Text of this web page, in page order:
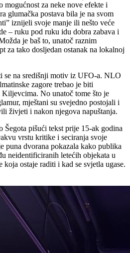
za neke nove efekte i
glumačka postava bila je na svom
iznijeli svoje manje ili nešto veće
– ruku pod ruku idu dobra zabava i
je baš to, unatoč raznim
za tako dosljedan ostanak na lokalnoj
se na središnji motiv iz UFO-a. NLO
zagore trebao je biti
No unatoč tome što je
mještani su svejedno postojali i
živjeti i nakon njegova napuštanja.
Šegota pišući tekst prije 15-ak godina
vrstu kritike i seciranja svoje
puna dvorana pokazala kako publika
neidentificiranih letećih objekata u
ostaje raditi i kad se svjetla ugase.